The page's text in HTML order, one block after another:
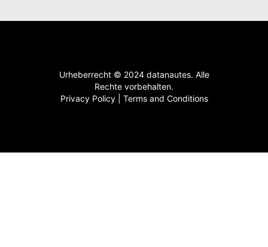
Urheberrecht © 2024 datanautes. Alle
Rechte vorbehalten.
Privacy Policy| Terms and Conditions